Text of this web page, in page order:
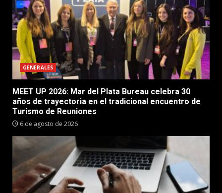
GENERALES
MEET UP 2026: Mar del Plata Bureau celebra 30
años de trayectoria en el tradicional encuentro de
Turismo de Reuniones
6 de agosto de 2026